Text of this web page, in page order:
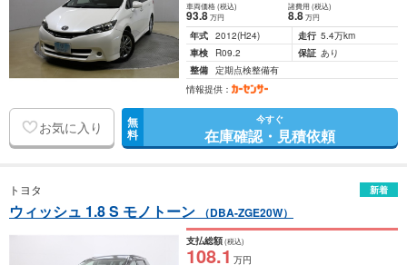
車両価格(税込)
93.8万円
諸費用 (税込)
8.8 万円
年式 2012(H24) 走行 5.4万km
車検
R09.2 保証 あり
整備 定期点検整備有
情報提供：
お気に入り 無
料
今すぐ
在庫確認・見積依頼
トヨタ 新着
ウィッシュ 1.8 S モノトーン （DBA-ZGE20W）
支払総額(税込)
108.1 万円